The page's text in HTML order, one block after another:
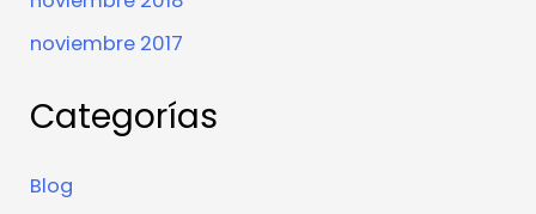
noviembre 2017
Categorías
Blog